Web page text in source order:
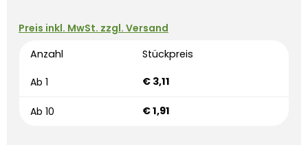
Anzahl Stückpreis
Ab 1 € 3,11
Ab 10 € 1,91
Preis inkl. MwSt. zzgl. Versand